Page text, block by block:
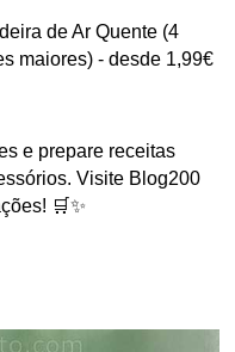
de Ar Quente (4
maiores) - desde 1,99€
e prepare receitas
Visite Blog200
🛒✨